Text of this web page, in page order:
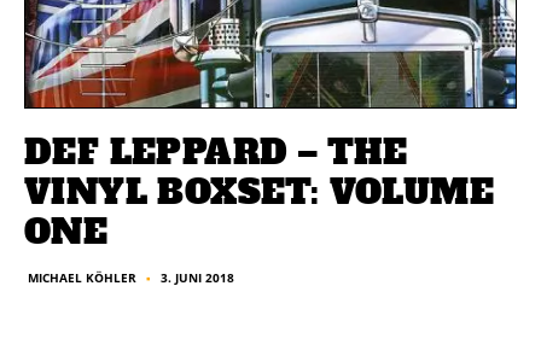
DEF LEPPARD – THE
VINYL BOXSET: VOLUME
ONE
MICHAEL KÖHLER ■ 3. JUNI 2018